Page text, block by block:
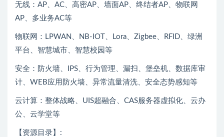
无线：AP、AC、高密AP、墙面AP、终结者AP、物联网
AP、多业务AC等
物联网：LPWAN、NB-IOT、Lora、Zigbee、RFID、绿洲
平台、智慧城市、智慧校园等
安全：防火墙、IPS、行为管理、漏扫、堡垒机、数据库审
计、WEB应用防火墙、异常流量清洗、安全态势感知等
云计算：整体战略、UIS超融合、CAS服务器虚拟化、云办
公、云学堂等
【资源目录】: